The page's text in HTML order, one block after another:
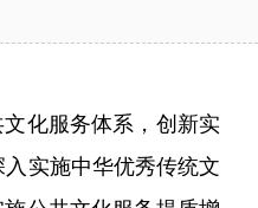
化服务体系，创新实
实施中华优秀传统文